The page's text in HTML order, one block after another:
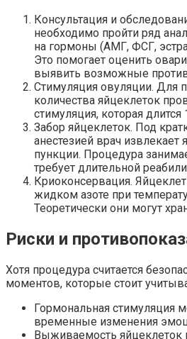
Консультация и
необходимо пройти ряд
на гормоны (АМГ, ФСГ,
Это помогает оценить
выявить возможные
Стимуляция овуляции. Для
количества яйцеклеток
стимуляция, которая длится
Забор яйцеклеток. Под
анестезией врач
пункции. Процедура
требует длительной
Криоконсервация.
жидком азоте при
Теоретически они могут
Риски и
Хотя процедура считается
моментов, которые стоит
Гормональная стимуляция
временные изменения
Выживаемость яйцеклеток